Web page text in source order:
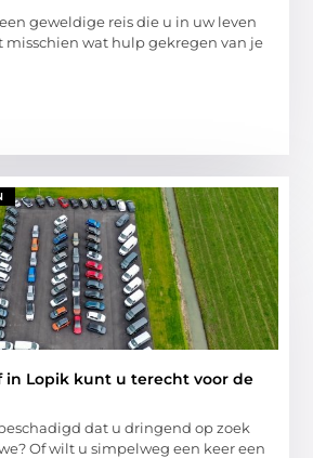
geweldige reis die u in uw leven
misschien wat hulp gekregen van je
Lopik kunt u terecht voor de
dat u dringend op zoek
Of wilt u simpelweg een keer een